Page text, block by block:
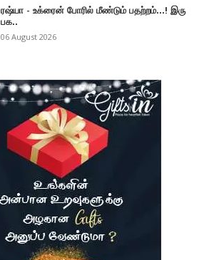
ரஷ்யா - உக்ரைன் போரில் மீண்டும் பதற்றம்...! இரு
பக..
06 August 2026